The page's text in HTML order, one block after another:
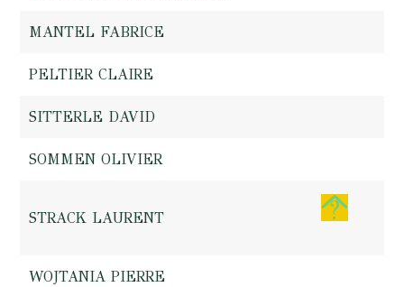
MANTEL FABRICE
PELTIER CLAIRE
SITTERLE DAVID
SOMMEN OLIVIER
STRACK LAURENT
WOJTANIA PIERRE